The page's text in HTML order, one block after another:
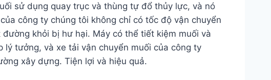
sử dụng quay trục và thùng tự đổ thủy lực, và nó
công ty chúng tôi không chỉ có tốc độ vận chuyển
khỏi bị hư hại. Máy có thể tiết kiệm muối và
tưởng, và xe tải vận chuyển muối của công ty
xây dựng. Tiện lợi và hiệu quả.